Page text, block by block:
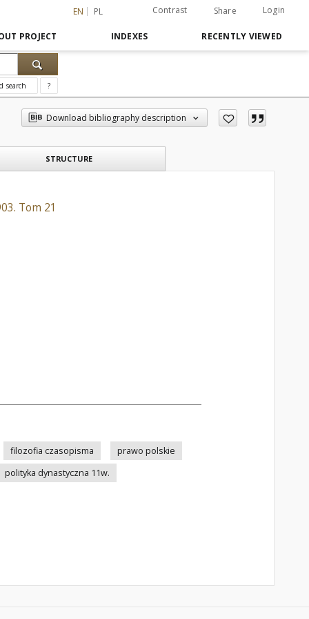
EN PL Contrast Share Login
PROJECT INDEXES RECENTLY VIEWED
search ?
Download bibliography description
STRUCTURE
Tom 21
filozofia czasopisma
prawo polskie
polityka dynastyczna 11w.